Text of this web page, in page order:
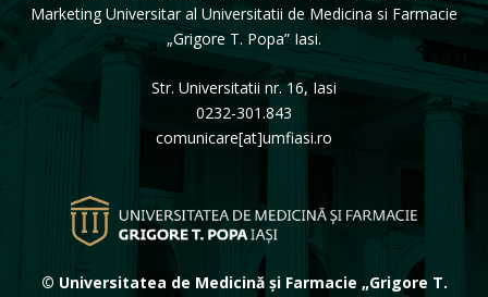
Marketing Universitar al Universitatii de Medicina si Farmacie
„Grigore T. Popa” Iasi.
Str. Universitatii nr. 16, Iasi
0232-301.843
comunicare[at]umfiasi.ro
© Universitatea de Medicină și Farmacie „Grigore T.